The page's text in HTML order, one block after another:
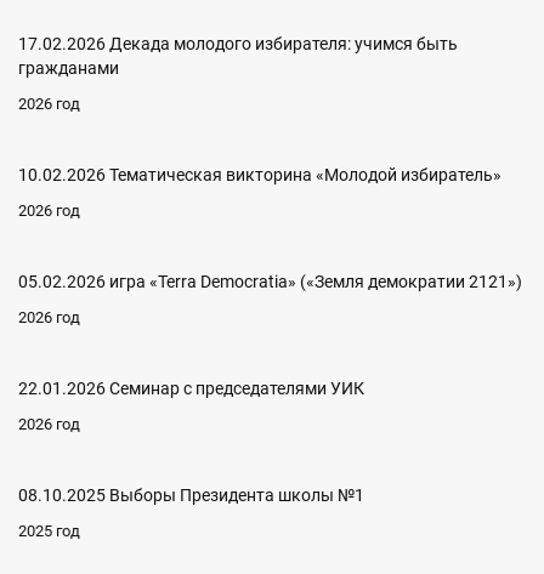
17.02.2026 Декада молодого избирателя: учимся быть
гражданами
2026 год
10.02.2026 Тематическая викторина «Молодой избиратель»
2026 год
05.02.2026 игра «Terra Democratia» («Земля демократии 2121»)
2026 год
22.01.2026 Семинар с председателями УИК
2026 год
08.10.2025 Выборы Президента школы №1
2025 год